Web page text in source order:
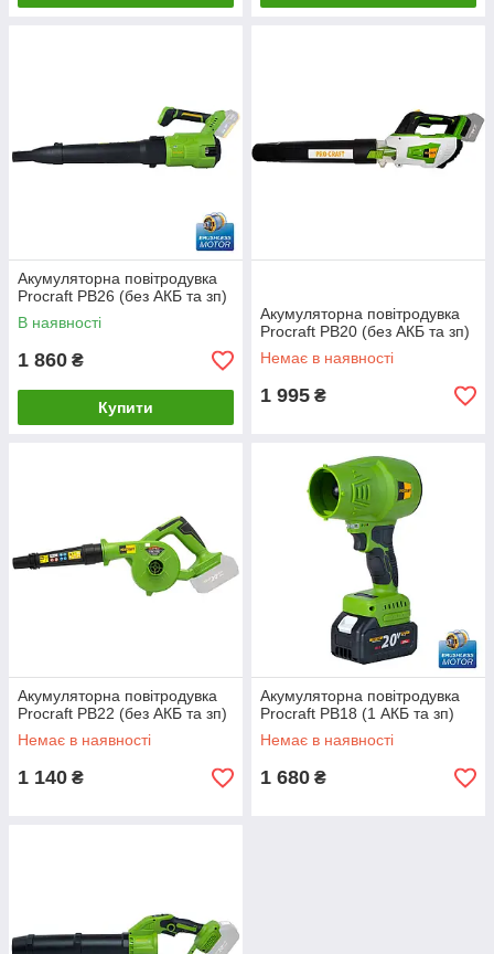
Акумуляторна повітродувка
Procraft PB26 (без АКБ та зп)
В наявності
1 860 ₴
Купити
Акумуляторна повітродувка
Procraft PB20 (без АКБ та зп)
Немає в наявності
1 995 ₴
Акумуляторна повітродувка
Procraft PB22 (без АКБ та зп)
Немає в наявності
1 140 ₴
Акумуляторна повітродувка
Procraft PB18 (1 АКБ та зп)
Немає в наявності
1 680 ₴